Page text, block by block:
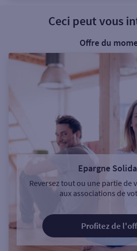
Ceci peut vous
Offre du
Epargne
Reversez tout ou une partie de
aux associations de
Profitez de